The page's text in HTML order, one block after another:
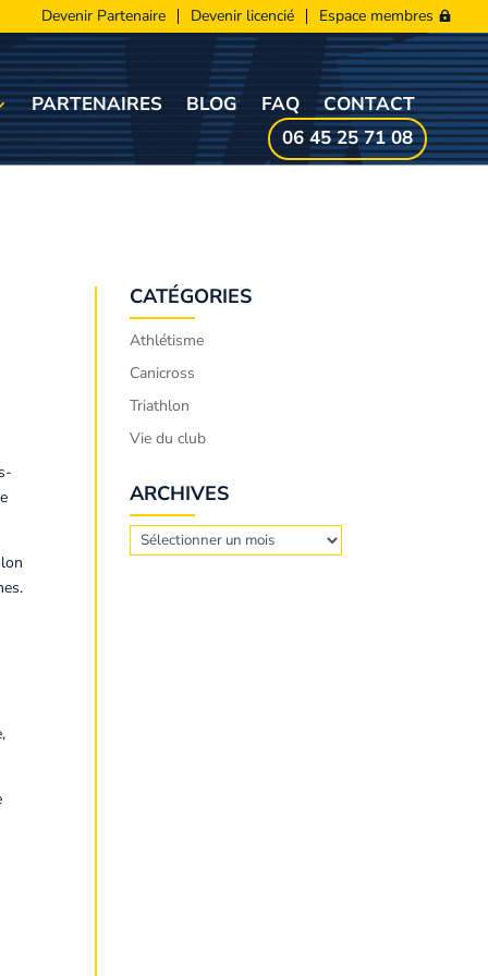
Devenir Partenaire Devenir licencié Espace membres
PARTENAIRES BLOG FAQ
CONTACT
06 45 25 71 08
CATÉGORIES
Athlétisme
Canicross
Triathlon
Vie du club
ARCHIVES
Archives